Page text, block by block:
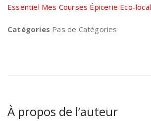
Essentiel Mes Courses Épicerie Eco-local
Catégories Pas de Catégories
À propos de l’auteur